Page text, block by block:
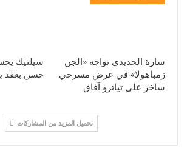
سارة الحديدي تواجه «الجن
زمباهولا» في عرض مسرحي
ساخر على تياترو آفاق
سيلتيك
حسن بعقد يمتد
تحميل المزيد من المشاركات